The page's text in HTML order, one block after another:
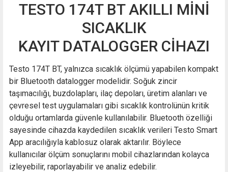
TESTO 174T BT AKILLI MİNİ
SICAKLIK
KAYIT DATALOGGER CİHAZI
Testo 174T BT, yalnızca sıcaklık ölçümü yapabilen kompakt
bir Bluetooth datalogger modelidir. Soğuk zincir
taşımacılığı, buzdolapları, ilaç depoları, üretim alanları ve
çevresel test uygulamaları gibi sıcaklık kontrolünün kritik
olduğu ortamlarda güvenle kullanılabilir. Bluetooth özelliği
sayesinde cihazda kaydedilen sıcaklık verileri Testo Smart
App aracılığıyla kablosuz olarak aktarılır. Böylece
kullanıcılar ölçüm sonuçlarını mobil cihazlarından kolayca
izleyebilir, raporlayabilir ve analiz edebilir.